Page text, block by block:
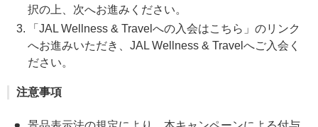
択の上、次へお進みください。
「JAL Wellness & Travelへの入会はこちら」のリンク
へお進みいただき、JAL Wellness & Travelへご入会く
ださい。
注意事項